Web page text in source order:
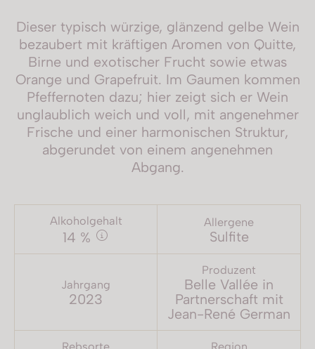
Dieser typisch würzige, glänzend gelbe Wein
bezaubert mit kräftigen Aromen von Quitte,
Birne und exotischer Frucht sowie etwas
Orange und Grapefruit. Im Gaumen kommen
Pfeffernoten dazu; hier zeigt sich er Wein
unglaublich weich und voll, mit angenehmer
Frische und einer harmonischen Struktur,
abgerundet von einem angenehmen
Abgang.
Alkoholgehalt
14 %
Allergene
Sulfite
Jahrgang
2023
Produzent
Belle Vallée in
Partnerschaft mit
Jean-René German